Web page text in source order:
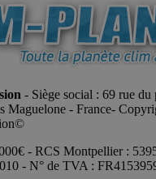
- Siège social : 69 rue du
Maguelone - France-
- RCS Montpellier :
- N° de TVA :